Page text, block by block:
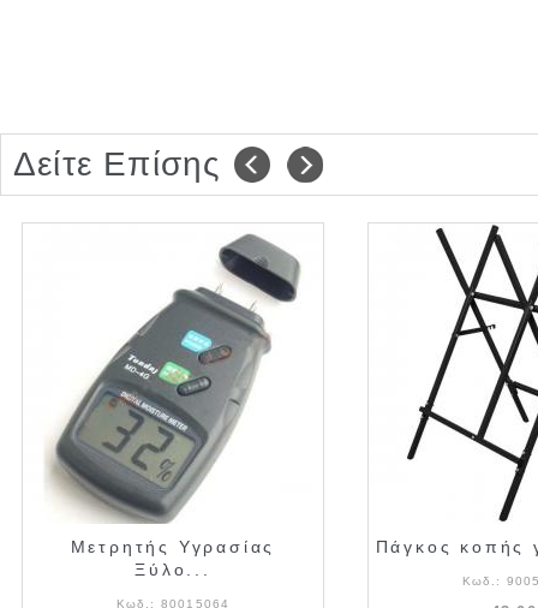
Δείτε Επίσης
Μετρητής Υγρασίας
Ξύλο...
Κωδ.: 80015064
Πάγκος κοπής
Κωδ.: